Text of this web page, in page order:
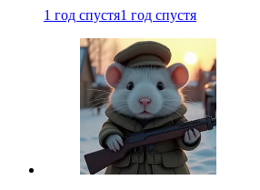
1 год спустя1 год спустя